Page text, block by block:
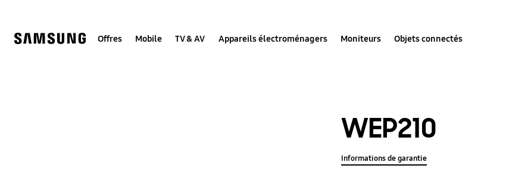
Offres Mobile TV & AV Appareils électroménagers Moniteurs Objets connectés
WEP210
Informations de garantie